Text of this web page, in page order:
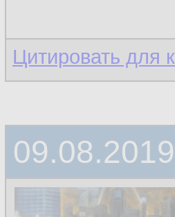
Цитировать для